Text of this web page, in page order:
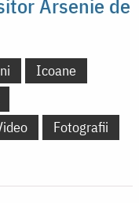
Arsenie de
Icoane
Fotografii